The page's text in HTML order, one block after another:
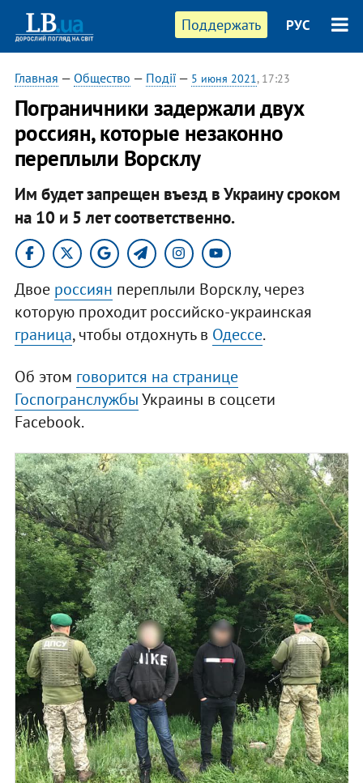
Поддержать РУС
Главная — Общество — Події— 5 июня 2021, 17:23
Пограничники задержали двух
россиян, которые незаконно
переплыли Ворсклу
Им будет запрещен въезд в Украину сроком
на 10 и 5 лет соответственно.
Двое россиян переплыли Ворсклу, через
которую проходит российско-украинская
граница, чтобы отдохнуть в Одессе.
Об этом говорится на странице
ГоспогранслужбыУкраины в соцсети
Facebook.